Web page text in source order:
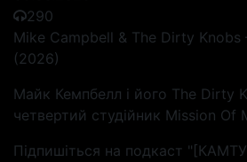
290
Mike Campbell & The Dirty
(2026)
Майк Кемпбелл і його The Dirty
четвертий студійник Mission Of
Підпишіться на подкаст